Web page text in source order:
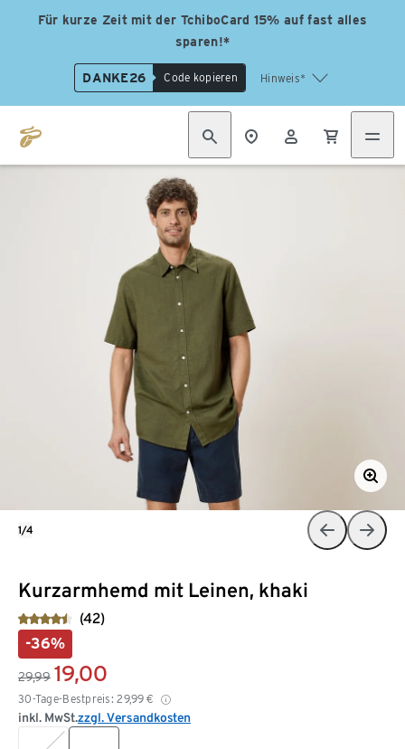
Für kurze Zeit mit der TchiboCard 15% auf fast alles
sparen!*
DANKE26 Code kopieren Hinweis*
Kurzarmhemd mit Leinen, khaki
(42)
-36%
29,99 19,00
30-Tage-Bestpreis: 29,99 €
inkl. MwSt.zzgl. Versandkosten
1/4